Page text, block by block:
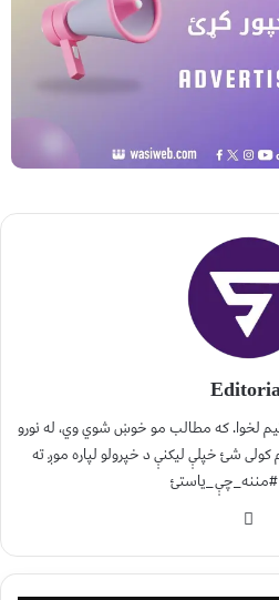
لخوا. که مطالب مو خوښ شوي وي، له نورو
شئ خپلې لیکنې د خپرولو لپاره موږ ته
#مننه_چې_یاستئ